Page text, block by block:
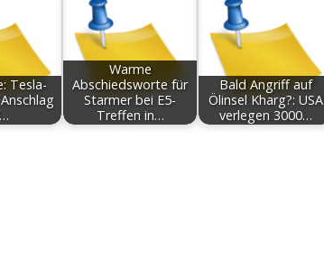
Tesla-
Warme
Abschiedsworte für
Starmer bei E5-
Treffen in…
Bald Angriff auf
Ölinsel Kharg?: USA
verlegen 3000…